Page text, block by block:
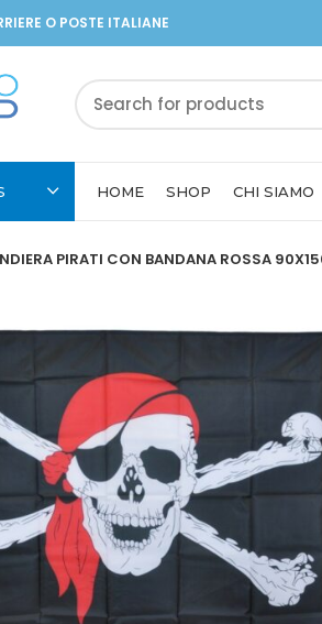
O POSTE ITALIANE
HOME SHOP CHI SIAMO
PIRATI CON BANDANA ROSSA